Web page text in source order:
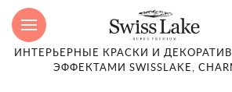
ИНТЕРЬЕРНЫЕ КРАСКИ И
ЭФФЕКТАМИ SWISSLAKE,